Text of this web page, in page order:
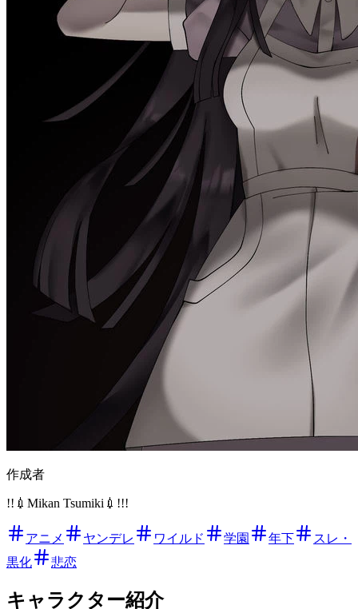
作成者
!!💉Mikan Tsumiki💉!!!
アニメ ヤンデレ ワイルド 学園 年下
スレ・
黒化
悲恋
キャラクター紹介